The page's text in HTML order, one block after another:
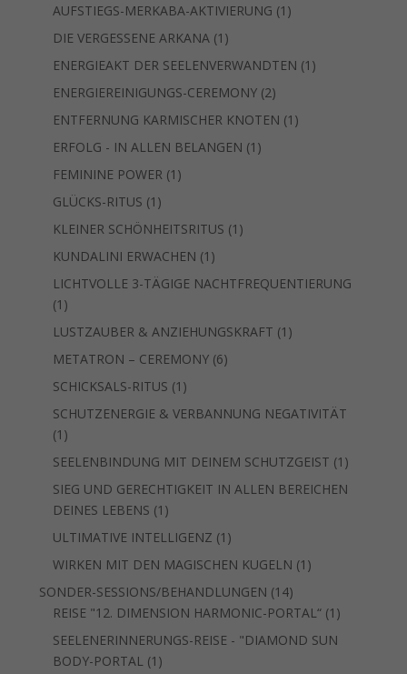
AUFSTIEGS-MERKABA-AKTIVIERUNG 1 1
DIE VERGESSENE ARKANA 1 1
Produkt
ENERGIEAKT DER SEELENVERWANDTEN 1 1
ENERGIEREINIGUNGS-CEREMONY 22
Produkte
ENTFERNUNG KARMISCHER KNOTEN 1 1
ERFOLG - IN ALLEN BELANGEN 1 1
FEMININE POWER 1 1
GLÜCKS-RITUS 1 1
Produkt
KLEINER SCHÖNHEITSRITUS 1 1
KUNDALINI ERWACHEN 1 1
Produkt
LICHTVOLLE 3-TÄGIGE NACHTFREQUENTIERUNG
1 1
Produkt
LUSTZAUBER & ANZIEHUNGSKRAFT 1 1
METATRON – CEREMONY 66
SCHICKSALS-RITUS 1 1
Produkt
SCHUTZENERGIE & VERBANNUNG NEGATIVITÄT
1 1
Produkt
SEELENBINDUNG MIT DEINEM SCHUTZGEIST 1 1
Produkt
SIEG UND GERECHTIGKEIT IN ALLEN BEREICHEN
DEINES LEBENS 1 1
Produkt
ULTIMATIVE INTELLIGENZ 1 1
Produkt
WIRKEN MIT DEN MAGISCHEN KUGELN 1 1
SONDER-SESSIONS/BEHANDLUNGEN 1414
Produkte
REISE "12. DIMENSION HARMONIC-PORTAL“ 1 1
Produkt
SEELENERINNERUNGS-REISE - "DIAMOND SUN
BODY-PORTAL 1 1